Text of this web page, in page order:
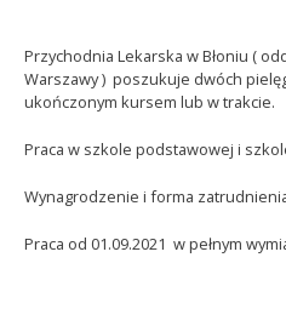
Przychodnia Lekarska w Błoniu (
Warszawy ) poszukuje dwóch
ukończonym kursem lub w trakcie.
Praca w szkole podstawowej i
Wynagrodzenie i forma
Praca od 01.09.2021 w pełnym